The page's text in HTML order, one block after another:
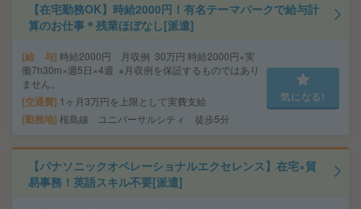
【在宅勤務OK】時給2000円！有名テーマパークで給与計
算のお仕事＊残業ほぼなし[派遣]
給 与 時給2000円 月収例 30万円 時給2000円×実
働7h30m×週5日×4週 ※月収例を保証するものではあり
ません。
交通費 1ヶ月3万円を上限として実費支給
勤務地 桜島線 ユニバーサルシティ 徒歩5分
気になる!
【パナソニックオペレーショナルエクセレンス】在宅×貿
易事務！英語スキル不要[派遣]